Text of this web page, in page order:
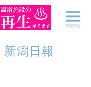
新潟日報